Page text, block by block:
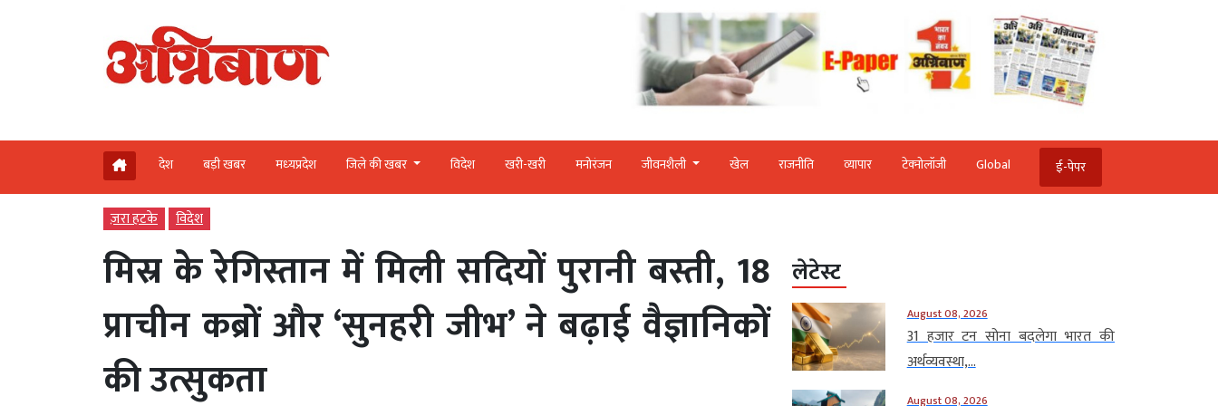
देश बड़ी खबर मध्‍यप्रदेश जिले की खबर विदेश खरी-खरी मनोरंजन जीवनशैली खेल राजनीति व्‍यापार टेक्‍नोलॉजी Global ई-पेपर
ज़रा हटके विदेश
मिस्र के रेगिस्तान में मिली सदियों पुरानी बस्ती, 18
प्राचीन कब्रों और ‘सुनहरी जीभ’ ने बढ़ाई वैज्ञानिकों
की उत्सुकता
लेटेस्ट
August 08, 2026
31 हजार टन सोना बदलेगा भारत की
अर्थव्यवस्था,...
August 08, 2026